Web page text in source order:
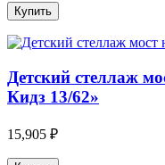
Детский стеллаж
Кидз 13/62»
15,905 ₽